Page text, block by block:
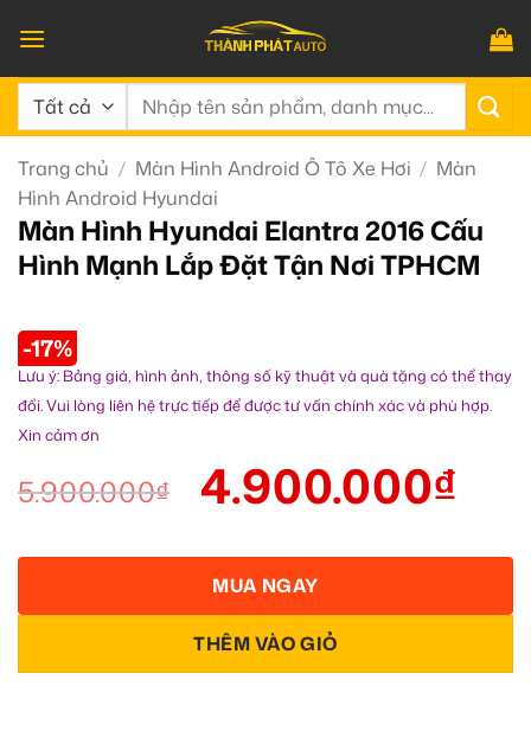
qua
nội
dung
Tìm
Trang chủ / Màn Hình Android Ô Tô Xe Hơi / Màn
Hình Android Hyundai
Màn Hình Hyundai Elantra 2016 Cấu
Hình Mạnh Lắp Đặt Tận Nơi TPHCM
-17%
Lưu ý: Bảng giá, hình ảnh, thông số kỹ thuật và quà tặng có thể thay
đổi. Vui lòng liên hệ trực tiếp để được tư vấn chính xác và phù hợp.
Xin cảm ơn
5.900.000₫ 4.900.000₫
THÊM VÀO GIỎ
MUA NGAY